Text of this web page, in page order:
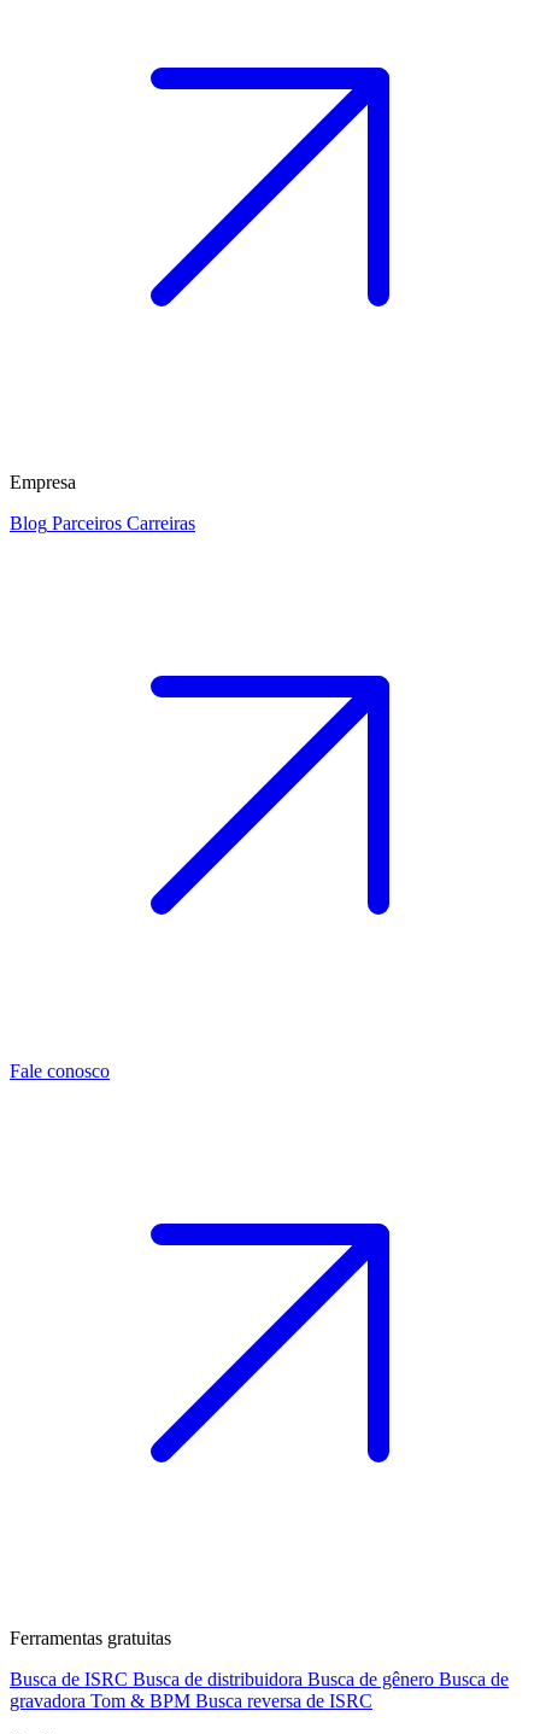
Empresa
Blog Parceiros Carreiras
Fale conosco
Ferramentas gratuitas
Busca de ISRC Busca de distribuidora Busca de gênero Busca de
gravadora Tom & BPM Busca reversa de ISRC